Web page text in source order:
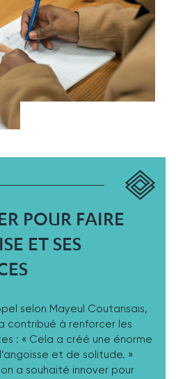
POUR FAIRE
ET SES
selon Mayeul Coutansais,
contribué à renforcer les
: « Cela a créé une énorme
et de solitude. »
a souhaité innover pour